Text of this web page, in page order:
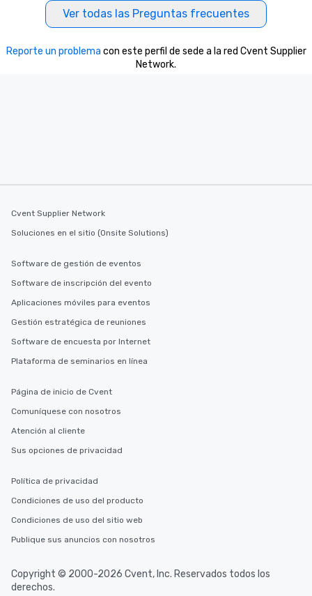
Ver todas las Preguntas frecuentes
Reporte un problema con este perfil de sede a la red Cvent Supplier
Network.
Cvent Supplier Network
Soluciones en el sitio (Onsite Solutions)
Software de gestión de eventos
Software de inscripción del evento
Aplicaciones móviles para eventos
Gestión estratégica de reuniones
Software de encuesta por Internet
Plataforma de seminarios en línea
Página de inicio de Cvent
Comuníquese con nosotros
Atención al cliente
Sus opciones de privacidad
Política de privacidad
Condiciones de uso del producto
Condiciones de uso del sitio web
Publique sus anuncios con nosotros
Copyright © 2000-2026 Cvent, Inc. Reservados todos los
derechos.